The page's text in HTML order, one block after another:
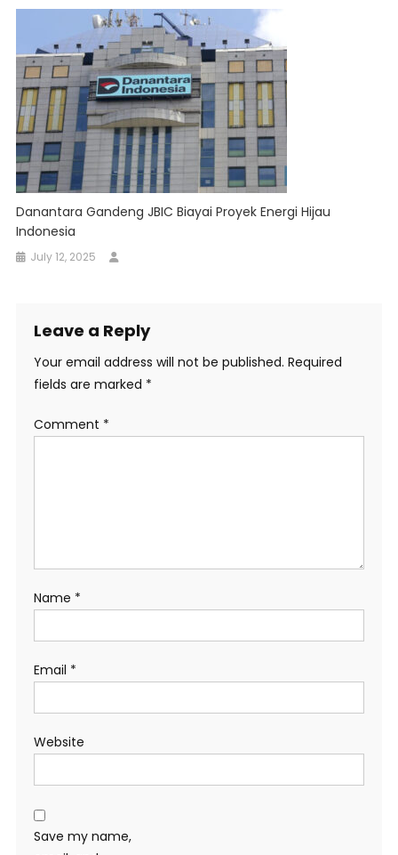
Danantara Gandeng JBIC Biayai Proyek Energi Hijau
Indonesia
July 12, 2025
Leave a Reply
Your email address will not be published. Required
fields are marked *
Comment *
Name *
Email *
Website
Save my name,